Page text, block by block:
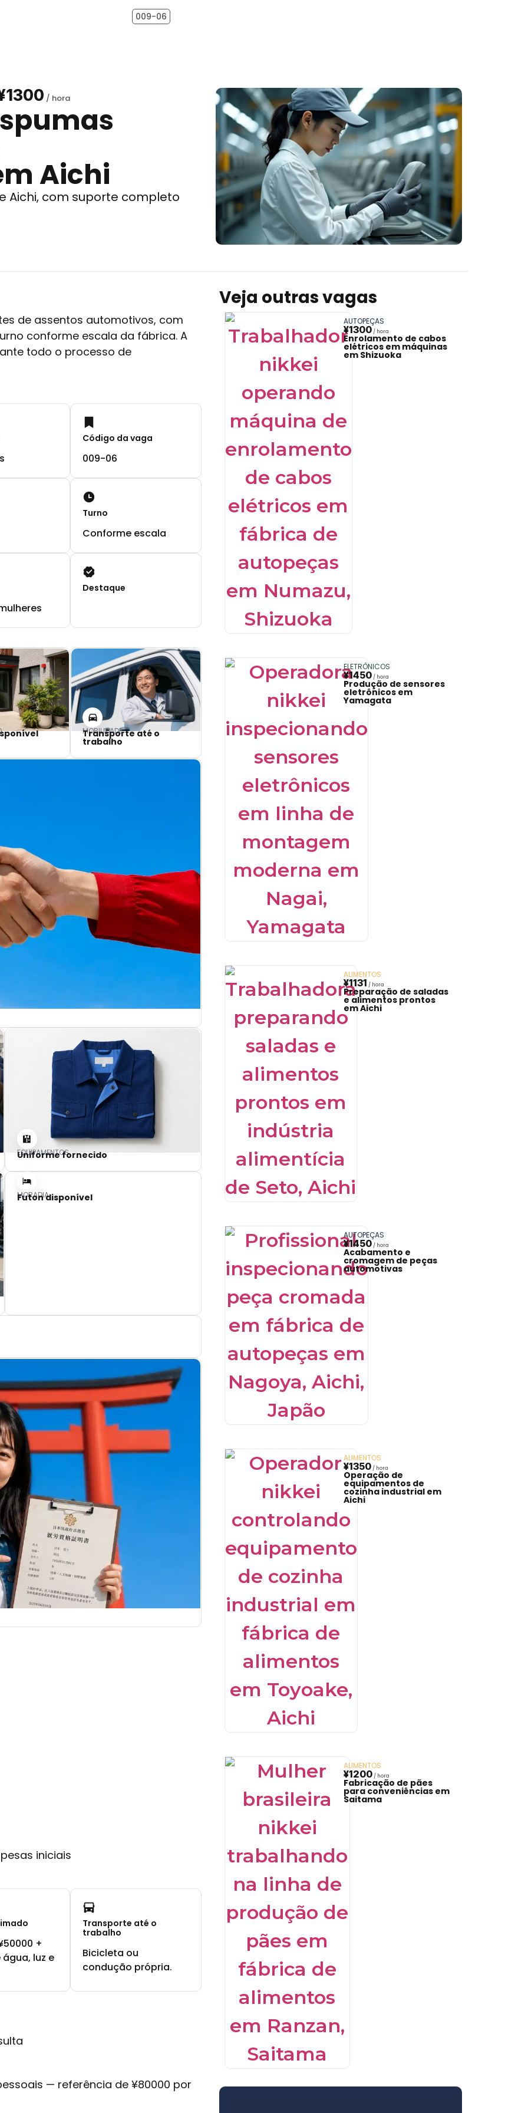
009-06
Aichi
Aichi, com suporte completo
de assentos automotivos, com
conforme escala da fábrica. A
todo o processo de
Código da vaga
009-06
Turno
Conforme escala
Destaque
MOBILIDADE
Transporte até o
trabalho
EQUIPAMENTOS
Uniforme fornecido
MORADIA
Futon disponível
iniciais
+
luz e
Transporte até o
trabalho
Bicicleta ou
condução própria.
— referência de ¥80000 por
Veja outras vagas
AUTOPEÇAS
¥1300
Enrolamento de cabos
elétricos em máquinas
em Shizuoka
ELETRÔNICOS
¥1450
Produção de sensores
eletrônicos em
Yamagata
ALIMENTOS
¥1131
Preparação de saladas
e alimentos prontos
em Aichi
AUTOPEÇAS
¥1450
Acabamento e
cromagem de peças
automotivas
ALIMENTOS
¥1350
Operação de
equipamentos de
cozinha industrial em
Aichi
ALIMENTOS
¥1200
Fabricação de pães
para conveniências em
Saitama